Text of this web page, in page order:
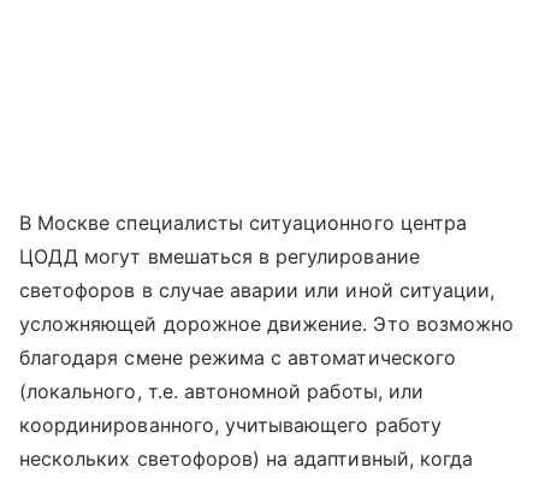
В Москве специалисты ситуационного центра
ЦОДД могут вмешаться в регулирование
светофоров в случае аварии или иной ситуации,
усложняющей дорожное движение. Это возможно
благодаря смене режима с автоматического
(локального, т.е. автономной работы, или
координированного, учитывающего работу
нескольких светофоров) на адаптивный, когда